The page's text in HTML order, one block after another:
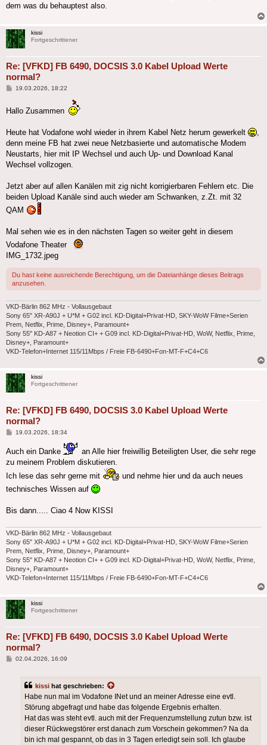
dem was du behauptest also.
kissi
Fortgeschrittener
Re: [VFKD] FB 6490, DOCSIS 3.0 Kabel Upload Werte
normal?
Beitrag
19.03.2026, 18:22
Hallo Zusammen
Heute hat Vodafone wohl wieder in ihrem Kabel Netz herum gewerkelt
,
denn meine FB hat zwei neue Netzbasierte und automatische Modem
Neustarts, hier mit IP Wechsel und auch Up- und Download Kanal
Wechsel vollzogen.
Jetzt aber auf allen Kanälen mit zig nicht korrigierbaren Fehlern etc. Die
beiden Upload Kanäle sind auch wieder am Schwanken, z.Zt. mit 32
QAM
Mal sehen wie es in den nächsten Tagen so weiter geht in diesem
Vodafone Theater
IMG_1732.jpeg
Du hast keine ausreichende Berechtigung, um die Dateianhänge dieses Beitrags
anzusehen.
VKD-Bärlin 862 MHz - Vollausgebaut
Sony 65" XR-A90J + U*M + G02 incl. KD-Digital+Privat-HD, SKY-WoW Filme+Serien
Prem, Netflix, Prime, Disney+, Paramount+
Sony 55" KD-A87 + Neotion CI+ + G09 incl. KD-Digital+Privat-HD, WoW, Netflix, Prime,
Disney+, Paramount+
VKD-Telefon+Internet 115/11Mbps / Freie FB-6490+Fon-MT-F+C4+C6
kissi
Fortgeschrittener
Re: [VFKD] FB 6490, DOCSIS 3.0 Kabel Upload Werte
normal?
Beitrag
19.03.2026, 18:34
Auch ein Danke
an Alle hier freiwillig Beteiligten User, die sehr rege
zu meinem Problem diskutieren.
Ich lese das sehr gerne mit
und nehme hier und da auch neues
technisches Wissen auf
Bis dann..... Ciao 4 Now KISSI
VKD-Bärlin 862 MHz - Vollausgebaut
Sony 65" XR-A90J + U*M + G02 incl. KD-Digital+Privat-HD, SKY-WoW Filme+Serien
Prem, Netflix, Prime, Disney+, Paramount+
Sony 55" KD-A87 + Neotion CI+ + G09 incl. KD-Digital+Privat-HD, WoW, Netflix, Prime,
Disney+, Paramount+
VKD-Telefon+Internet 115/11Mbps / Freie FB-6490+Fon-MT-F+C4+C6
kissi
Fortgeschrittener
Re: [VFKD] FB 6490, DOCSIS 3.0 Kabel Upload Werte
normal?
Beitrag
02.04.2026, 16:09
kissi hat geschrieben:
Habe nun mal im Vodafone INet und an meiner Adresse eine evtl.
Störung abgefragt und habe das folgende Ergebnis erhalten.
Hat das was steht evtl. auch mit der Frequenzumstellung zutun bzw. ist
dieser Rückwegstörer erst danach zum Vorschein gekommen? Na da
bin ich mal gespannt, ob das in 3 Tagen erledigt sein soll. Ich glaube